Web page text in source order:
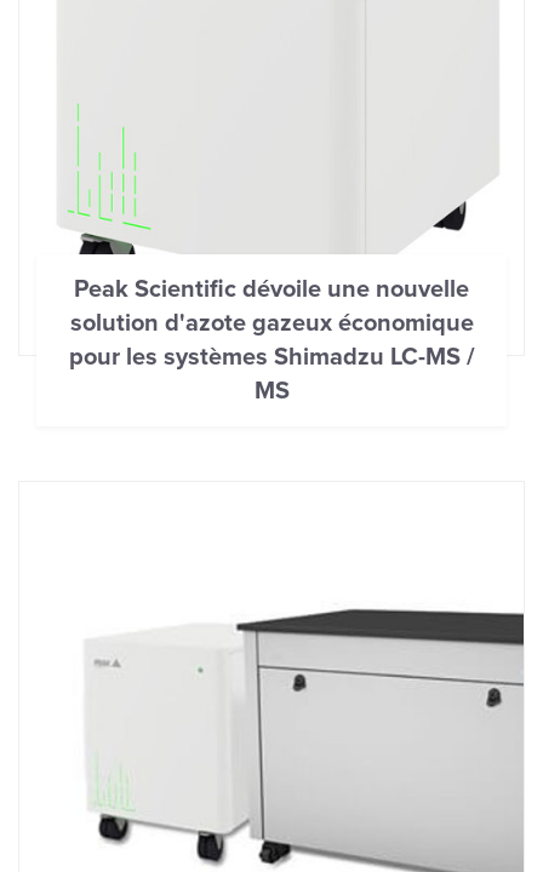
Peak Scientific dévoile une nouvelle
solution d'azote gazeux économique
pour les systèmes Shimadzu LC-MS /
MS